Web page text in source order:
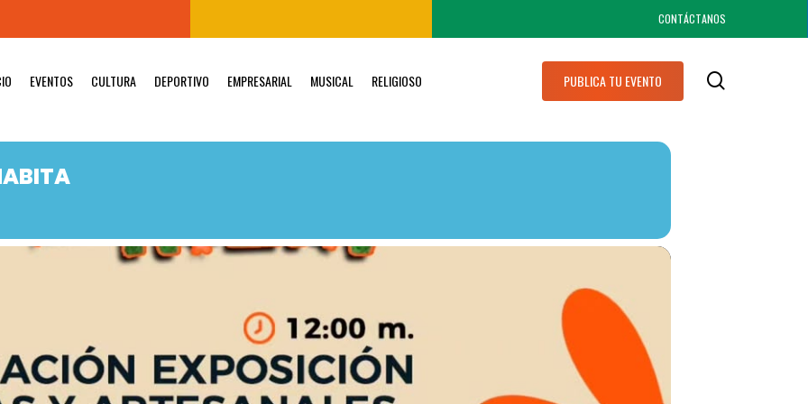
CONTÁCTANOS
EVENTOS CULTURA DEPORTIVO EMPRESARIAL MUSICAL RELIGIOSO PUBLICA TU EVENTO